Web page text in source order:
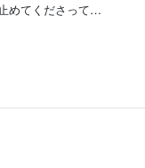
めてくださって…